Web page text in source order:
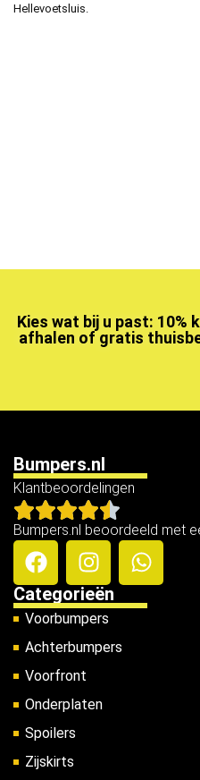
Hellevoetsluis.
Kies wat bij u past: 10%
afhalen of gratis
Bumpers.nl
Klantbeoordelingen
Bumpers.nl beoordeeld met
Categorieën
Voorbumpers
Achterbumpers
Voorfront
Onderplaten
Spoilers
Zijskirts